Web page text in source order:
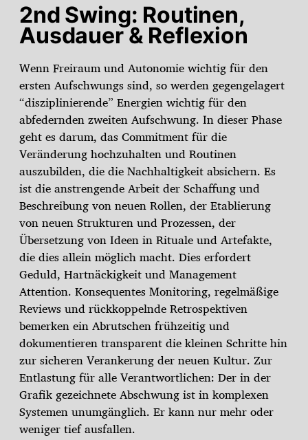
2nd Swing: Routinen,
Ausdauer & Reflexion
Wenn Freiraum und Autonomie wichtig für den
ersten Aufschwungs sind, so werden gegengelagert
“disziplinierende” Energien wichtig für den
abfedernden zweiten Aufschwung. In dieser Phase
geht es darum, das Commitment für die
Veränderung hochzuhalten und Routinen
auszubilden, die die Nachhaltigkeit absichern. Es
ist die anstrengende Arbeit der Schaffung und
Beschreibung von neuen Rollen, der Etablierung
von neuen Strukturen und Prozessen, der
Übersetzung von Ideen in Rituale und Artefakte,
die dies allein möglich macht. Dies erfordert
Geduld, Hartnäckigkeit und Management
Attention. Konsequentes Monitoring, regelmäßige
Reviews und rückkoppelnde Retrospektiven
bemerken ein Abrutschen frühzeitig und
dokumentieren transparent die kleinen Schritte hin
zur sicheren Verankerung der neuen Kultur. Zur
Entlastung für alle Verantwortlichen: Der in der
Grafik gezeichnete Abschwung ist in komplexen
Systemen unumgänglich. Er kann nur mehr oder
weniger tief ausfallen.